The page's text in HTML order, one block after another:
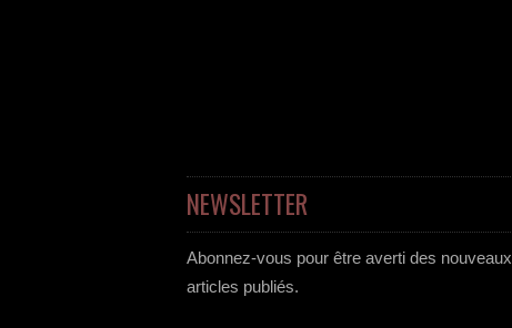
NEWSLETTER
Abonnez-vous pour être averti des nouveaux
articles publiés.